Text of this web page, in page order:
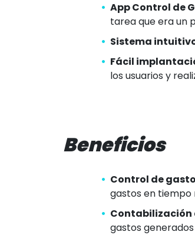
App Control de
tarea que era un
Sistema
Fácil
los usuarios y
Beneficios
Control de
gastos en tiempo
Contabilización
gastos